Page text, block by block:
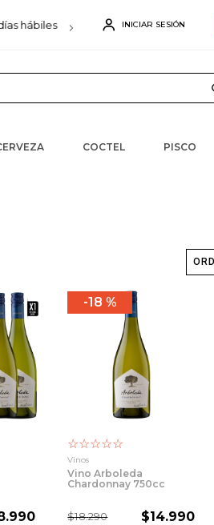
hábiles Despacho gratis
COCTEL PISCO
.990
18 %
☆☆☆☆☆
Vinos
Vino Arboleda
Chardonnay 750cc
$18.290 $14.990